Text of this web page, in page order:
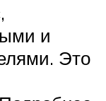
и
Это